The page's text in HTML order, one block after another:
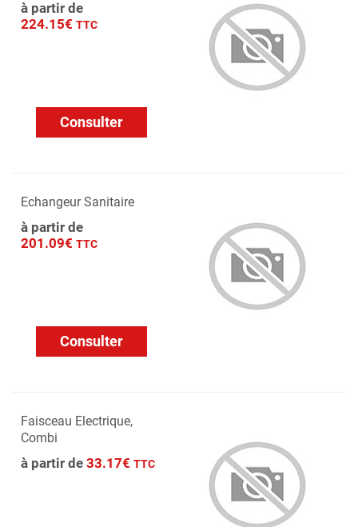
à partir de
224.15€ TTC
Consulter
Echangeur Sanitaire
à partir de
201.09€ TTC
Consulter
Faisceau Electrique,
Combi
à partir de 33.17€ TTC